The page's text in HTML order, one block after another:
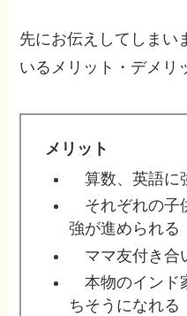
先にお伝えしてしまい
いるメリット・デメリ
メリット
算数、英語に
それぞれの子
強が進められる
ママ友付き合
本物のインド
ちそうになれる